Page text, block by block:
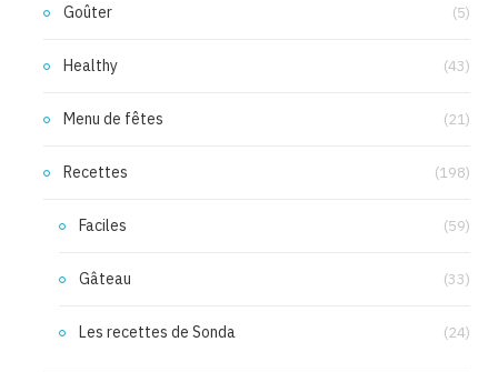
Goûter (5)
Healthy (43)
Menu de fêtes (21)
Recettes (198)
Faciles (59)
Gâteau (33)
Les recettes de Sonda (24)